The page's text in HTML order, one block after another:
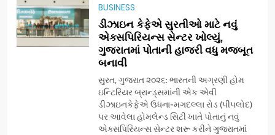
BUSINESS
ડીઝાઇન કેફેએ સુરતીઓ માટે નવું
એક્સપિરિયન્સ સેન્ટર ખોલ્યું,
ગુજરાતમાં પોતાની હાજરી વધુ મજબૂત
બનાવી
સુરત, ગુજરાત ૨૦૨૬: ભારતની અગ્રણી હોમ
ઇન્ટિરિયર બ્રાન્ડ્સમાંની એક એવી
ડીઝાઇનકેફેએ ઉધના-મગદલ્લા રોડ (પીપલોદ)
પર આવેલા હોમલેન્ડ સિટી ખાતે પોતાનું નવું
એક્સપિરિયન્સ સેન્ટર શરૂ કરીને ગુજરાતમાં
ટેરોટ રીડર પુનિતજી લુલ્લા એ ટેરોટ
કાર્ડ રીડિંગ અંગે માહિતી આપી
AHMEDABAD
8
ગ્લોબલ એક્સેલન્સ ફોરમ દ્વારા
નેશનલ લીડરશિપ કોન્કલેવ તથા
ભારત સમ્માન ૨૦૨૬નો ભવ્ય અને
પ્રતિષ્ઠિત કાર્યક્રમ નવી દિલ્હીમાં
સફળતાપૂર્વક યોજાયો
BUSINESS